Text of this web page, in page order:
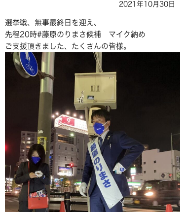
2021年10月30日
選挙戦、無事最終日を迎え、
先程20時#藤原のりまさ候補 マイク納め
ご支援頂きました、たくさんの皆様。